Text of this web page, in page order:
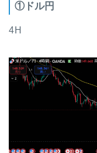
①ドル円
4H